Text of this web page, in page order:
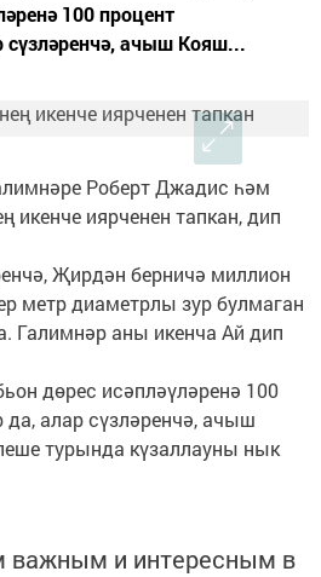
100 процент
ачыш Кояш...
Роберт Джадис һәм
иярченен тапкан, дип
Җирдән берничә миллион
метр диаметрлы зур булмаган
Галимнәр аны икенча Ай дип
дөрес исәпләүләренә 100
алар сүзләренчә, ачыш
турында күзаллауны нык
важным и интересным в